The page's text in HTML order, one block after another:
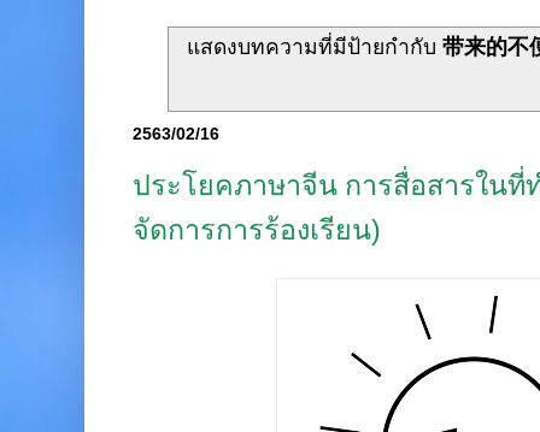
แสดงบทความที่มีป้ายกำกับ带来的不
2563/02/16
ประโยคภาษาจีน การสื่อสารในที่
จัดการการร้องเรียน)